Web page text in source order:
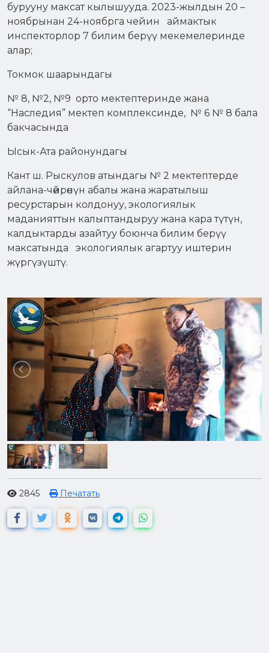
бурууну максат кылышууда. 2023-жылдын 20 –
ноябрынан 24-ноябрга чейин аймактык
инспекторлор 7 билим берүү мекемелеринде
алар;
Токмок шаарындагы
№ 8, №2, №9 орто мектептеринде жана
“Наследия” мектеп комплексинде, № 6 № 8 бала
бакчасында
Ысык-Ата районундагы
Кант ш. Рыскулов атындагы № 2 мектептерде
айлана-чөйрөнүн абалы жана жаратылыш
ресурстарын колдонуу, экологиялык
маданияттын калыптандыруу жана кара түтүн,
калдыктарды азайтуу боюнча билим берүү
максатында экологиялык агартуу иштерин
жүргүзүштү.
2845 Печатать